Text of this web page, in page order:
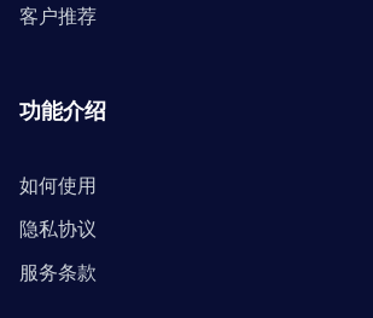
客户推荐
功能介绍
如何使用
隐私协议
服务条款